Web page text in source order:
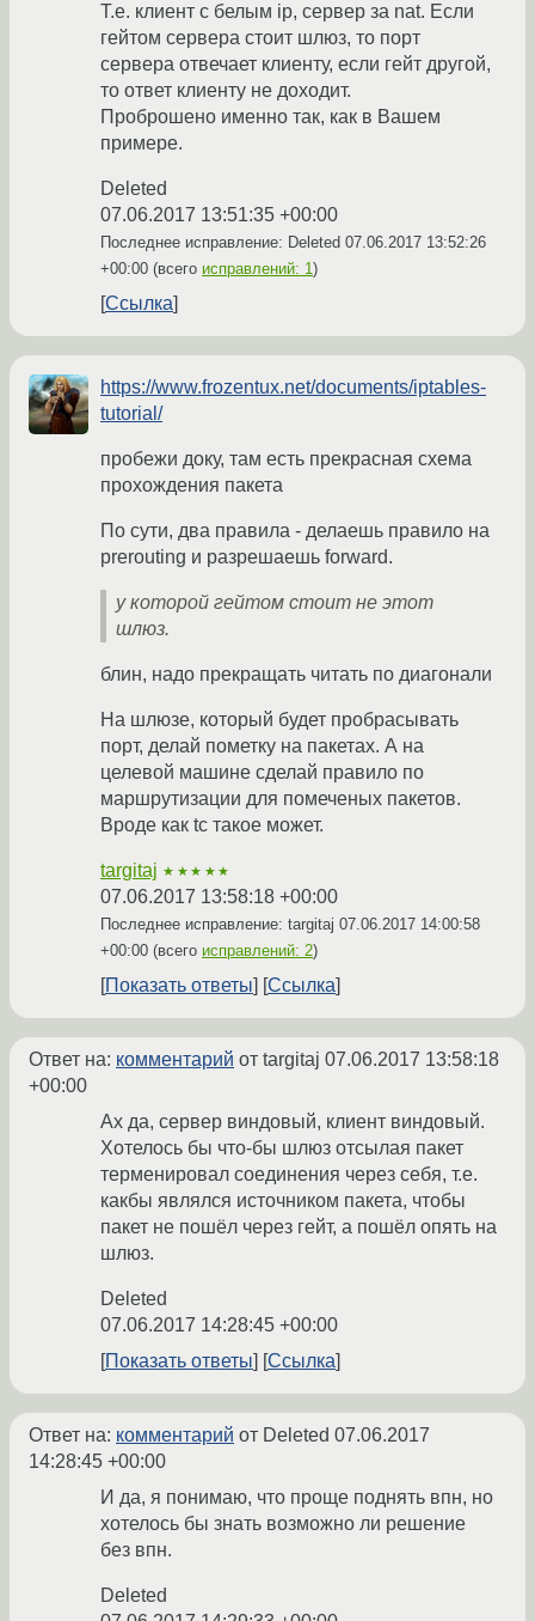
Т.е. клиент с белым ip, сервер за nat. Если
гейтом сервера стоит шлюз, то порт
сервера отвечает клиенту, если гейт другой,
то ответ клиенту не доходит.
Проброшено именно так, как в Вашем
примере.
Deleted
07.06.2017 13:51:35 +00:00
Последнее исправление: Deleted 07.06.2017 13:52:26
+00:00 (всего исправлений: 1)
Ссылка
https://www.frozentux.net/documents/iptables-
tutorial/
пробежи доку, там есть прекрасная схема
прохождения пакета
По сути, два правила - делаешь правило на
prerouting и разрешаешь forward.
у которой гейтом стоит не этот
шлюз.
блин, надо прекращать читать по диагонали
На шлюзе, который будет пробрасывать
порт, делай пометку на пакетах. А на
целевой машине сделай правило по
маршрутизации для помеченых пакетов.
Вроде как tc такое может.
targitaj ★★★★★
07.06.2017 13:58:18 +00:00
Последнее исправление: targitaj 07.06.2017 14:00:58
+00:00 (всего исправлений: 2)
Показать ответы Ссылка
Ответ на: комментарий от targitaj 07.06.2017 13:58:18
+00:00
Ах да, сервер виндовый, клиент виндовый.
Хотелось бы что-бы шлюз отсылая пакет
терменировал соединения через себя, т.е.
какбы являлся источником пакета, чтобы
пакет не пошёл через гейт, а пошёл опять на
шлюз.
Deleted
07.06.2017 14:28:45 +00:00
Показать ответы
Ссылка
Ответ на: комментарий от Deleted 07.06.2017
14:28:45 +00:00
И да, я понимаю, что проще поднять впн, но
хотелось бы знать возможно ли решение
без впн.
Deleted